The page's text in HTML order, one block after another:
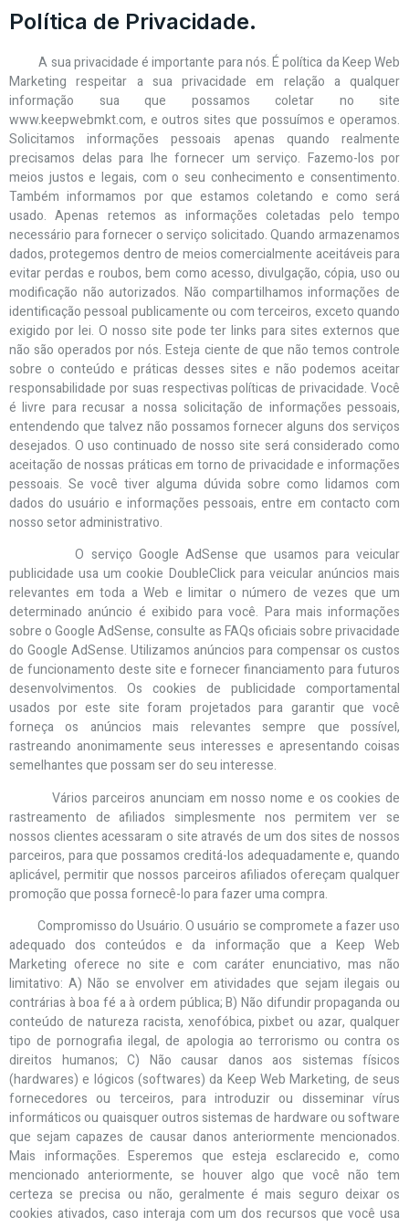
Política de Privacidade.
A sua privacidade é importante para nós. É política da Keep Web
Marketing respeitar a sua privacidade em relação a qualquer
informação sua que possamos coletar no site
www.keepwebmkt.com, e outros sites que possuímos e operamos.
Solicitamos informações pessoais apenas quando realmente
precisamos delas para lhe fornecer um serviço. Fazemo-los por
meios justos e legais, com o seu conhecimento e consentimento.
Também informamos por que estamos coletando e como será
usado. Apenas retemos as informações coletadas pelo tempo
necessário para fornecer o serviço solicitado. Quando armazenamos
dados, protegemos dentro de meios comercialmente aceitáveis para
evitar perdas e roubos, bem como acesso, divulgação, cópia, uso ou
modificação não autorizados. Não compartilhamos informações de
identificação pessoal publicamente ou com terceiros, exceto quando
exigido por lei. O nosso site pode ter links para sites externos que
não são operados por nós. Esteja ciente de que não temos controle
sobre o conteúdo e práticas desses sites e não podemos aceitar
responsabilidade por suas respectivas políticas de privacidade. Você
é livre para recusar a nossa solicitação de informações pessoais,
entendendo que talvez não possamos fornecer alguns dos serviços
desejados. O uso continuado de nosso site será considerado como
aceitação de nossas práticas em torno de privacidade e informações
pessoais. Se você tiver alguma dúvida sobre como lidamos com
dados do usuário e informações pessoais, entre em contacto com
nosso setor administrativo.
O serviço Google AdSense que usamos para veicular
publicidade usa um cookie DoubleClick para veicular anúncios mais
relevantes em toda a Web e limitar o número de vezes que um
determinado anúncio é exibido para você. Para mais informações
sobre o Google AdSense, consulte as FAQs oficiais sobre privacidade
do Google AdSense. Utilizamos anúncios para compensar os custos
de funcionamento deste site e fornecer financiamento para futuros
desenvolvimentos. Os cookies de publicidade comportamental
usados por este site foram projetados para garantir que você
forneça os anúncios mais relevantes sempre que possível,
rastreando anonimamente seus interesses e apresentando coisas
semelhantes que possam ser do seu interesse.
Vários parceiros anunciam em nosso nome e os cookies de
rastreamento de afiliados simplesmente nos permitem ver se
nossos clientes acessaram o site através de um dos sites de nossos
parceiros, para que possamos creditá-los adequadamente e, quando
aplicável, permitir que nossos parceiros afiliados ofereçam qualquer
promoção que possa fornecê-lo para fazer uma compra.
Compromisso do Usuário. O usuário se compromete a fazer uso
adequado dos conteúdos e da informação que a Keep Web
Marketing oferece no site e com caráter enunciativo, mas não
limitativo: A) Não se envolver em atividades que sejam ilegais ou
contrárias à boa fé a à ordem pública; B) Não difundir propaganda ou
conteúdo de natureza racista, xenofóbica, pixbet ou azar, qualquer
tipo de pornografia ilegal, de apologia ao terrorismo ou contra os
direitos humanos; C) Não causar danos aos sistemas físicos
(hardwares) e lógicos (softwares) da Keep Web Marketing, de seus
fornecedores ou terceiros, para introduzir ou disseminar vírus
informáticos ou quaisquer outros sistemas de hardware ou software
que sejam capazes de causar danos anteriormente mencionados.
Mais informações. Esperemos que esteja esclarecido e, como
mencionado anteriormente, se houver algo que você não tem
certeza se precisa ou não, geralmente é mais seguro deixar os
cookies ativados, caso interaja com um dos recursos que você usa